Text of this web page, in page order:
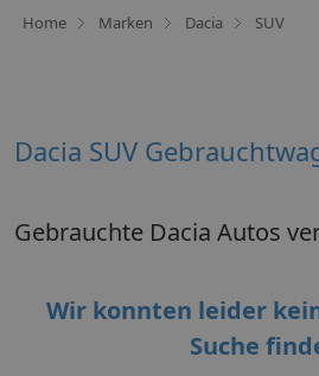
Home Marken Dacia SUV
Dacia SUV
Gebrauchte Dacia Autos
Wir konnten leider
Suche